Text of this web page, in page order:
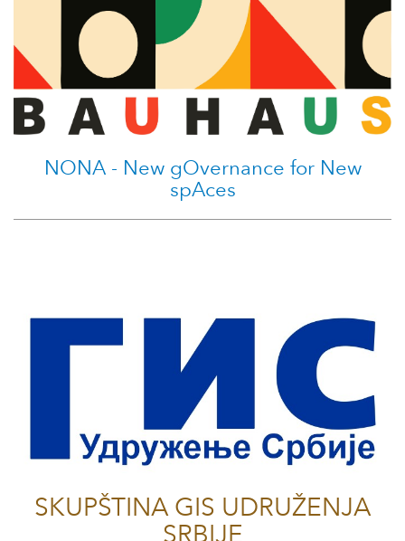
NONA - New gOvernance for New
spAces
SKUPŠTINA GIS UDRUŽENJA
SRBIJE